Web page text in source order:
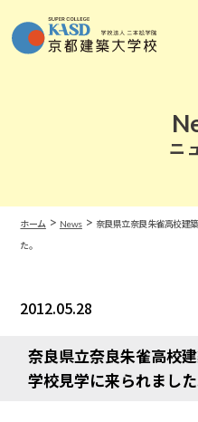
ニ
ホーム > News> 奈良県立奈良朱雀高校建
た。
2012.05.28
奈良県立奈良朱雀高校
学校見学に来られました